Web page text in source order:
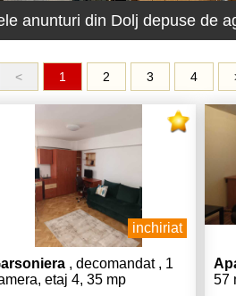
anunturi din Dolj depuse de
< 1 2 3 4
inchiriat
, decomandat , 1
etaj 4, 35 mp
57